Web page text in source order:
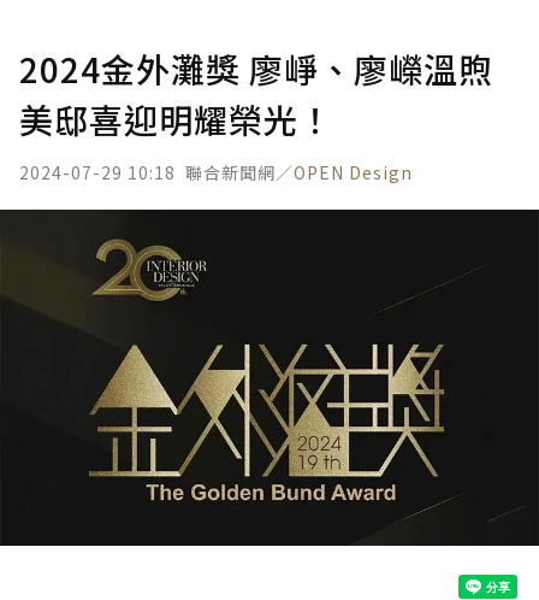
2024金外灘獎 廖崢、廖嶸溫煦
美邸喜迎明耀榮光！
2024-07-29 10:18 聯合新聞網／OPEN Design